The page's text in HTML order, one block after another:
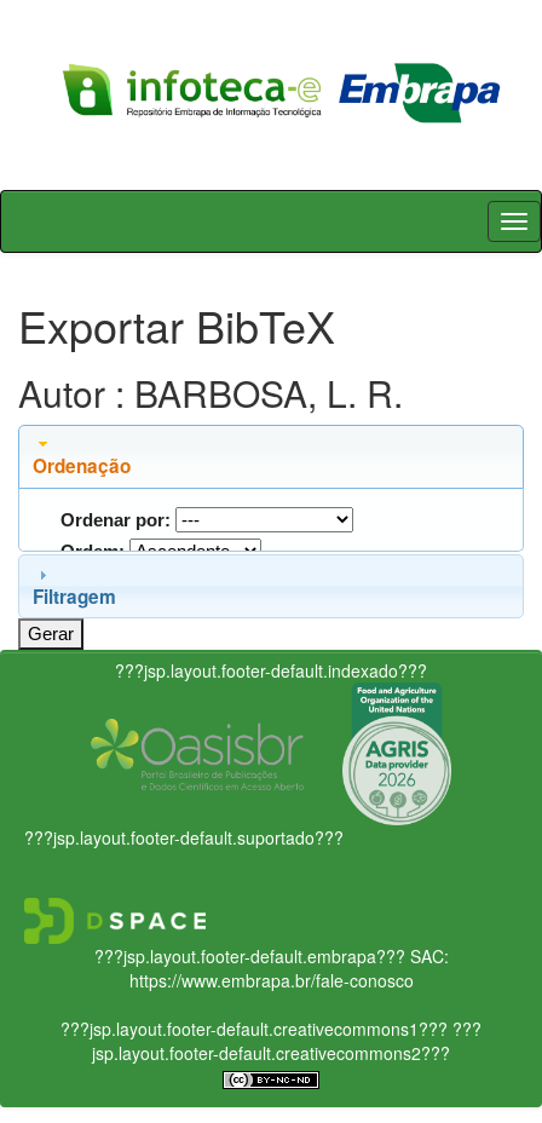
Skip
Exportar BibTeX
Autor : BARBOSA, L. R.
Ordenação
Ordenar por:
Ordem:
Filtragem
???jsp.layout.footer-default.indexado???
???jsp.layout.footer-default.suportado???
???jsp.layout.footer-default.embrapa??? SAC:
https://www.embrapa.br/fale-conosco
???jsp.layout.footer-default.creativecommons1??? ???
jsp.layout.footer-default.creativecommons2???